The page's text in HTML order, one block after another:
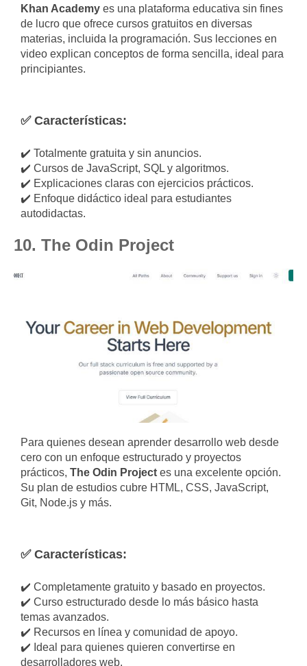
Khan Academy es una plataforma educativa sin fines
de lucro que ofrece cursos gratuitos en diversas
materias, incluida la programación. Sus lecciones en
video explican conceptos de forma sencilla, ideal para
principiantes.
✅ Características:
✔️ Totalmente gratuita y sin anuncios.
✔️ Cursos de JavaScript, SQL y algoritmos.
✔️ Explicaciones claras con ejercicios prácticos.
✔️ Enfoque didáctico ideal para estudiantes
autodidactas.
10. The Odin Project
Para quienes desean aprender desarrollo web desde
cero con un enfoque estructurado y proyectos
prácticos, The Odin Project es una excelente opción.
Su plan de estudios cubre HTML, CSS, JavaScript,
Git, Node.js y más.
✅ Características:
✔️ Completamente gratuito y basado en proyectos.
✔️ Curso estructurado desde lo más básico hasta
temas avanzados.
✔️ Recursos en línea y comunidad de apoyo.
✔️ Ideal para quienes quieren convertirse en
desarrolladores web.